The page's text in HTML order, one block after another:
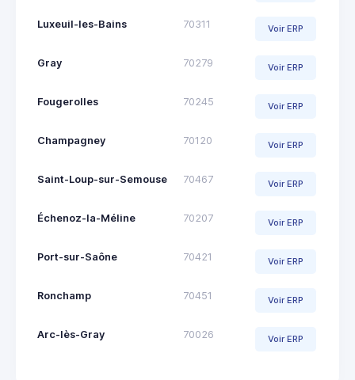
Luxeuil-les-Bains 70311 Voir ERP
Gray 70279 Voir ERP
Fougerolles 70245 Voir ERP
Champagney 70120 Voir ERP
Saint-Loup-sur-Semouse 70467 Voir ERP
Échenoz-la-Méline 70207 Voir ERP
Port-sur-Saône 70421 Voir ERP
Ronchamp 70451 Voir ERP
Arc-lès-Gray 70026 Voir ERP